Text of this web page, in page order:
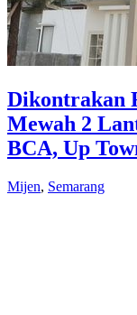
Dikontrakan
Mewah 2
BCA, Up
Mijen, Semarang